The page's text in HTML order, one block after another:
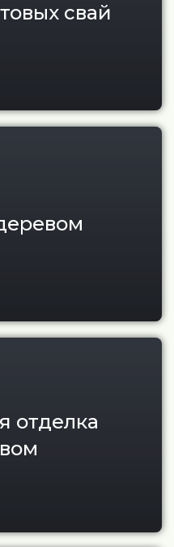
свай
Отделка фасадов и террас
Внутренняя отделка деревом
отделка